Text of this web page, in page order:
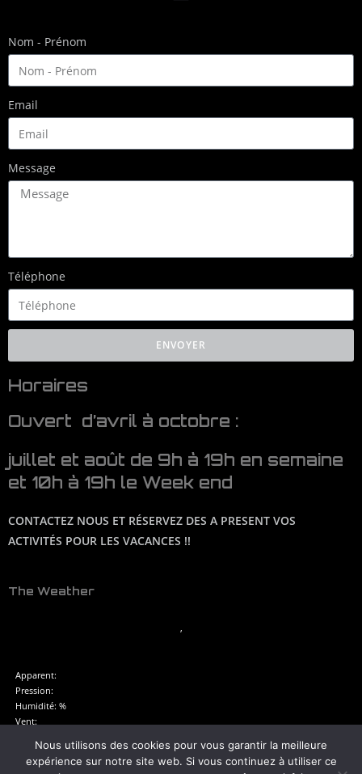
Nom - Prénom
Email
Message
Téléphone
ENVOYER
Horaires
Ouvert d’avril à octobre :
juillet et août de 9h à 19h en semaine
et 10h à 19h le Week end
CONTACTEZ NOUS ET RÉSERVEZ DES A PRESENT VOS
ACTIVITÉS POUR LES VACANCES !!
The Weather
,
Apparent:
Pression:
Humidité: %
Vent:
UV-Index:
Lever du soleil:
Nous utilisons des cookies pour vous garantir la meilleure
expérience sur notre site web. Si vous continuez à utiliser ce